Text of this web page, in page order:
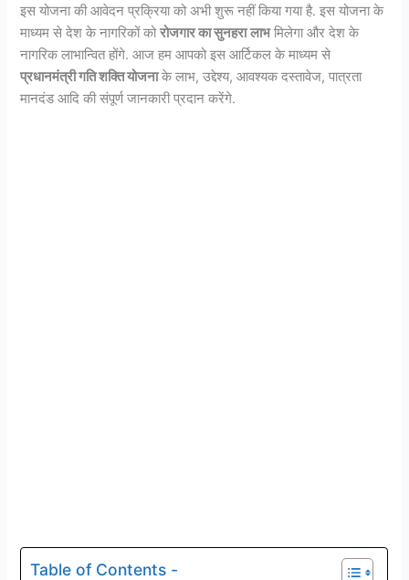
इस योजना की आवेदन प्रक्रिया को अभी शुरू नहीं किया गया है. इस योजना के
माध्यम से देश के नागरिकों कोरोजगार का सुनहरा लाभमिलेगा और देश के
नागरिक लाभान्वित होंगे. आज हम आपको इस आर्टिकल के माध्यम से
प्रधानमंत्री गति शक्ति योजनाके लाभ, उद्देश्य, आवश्यक दस्तावेज, पात्रता
मानदंड आदि की संपूर्ण जानकारी प्रदान करेंगे.
Table of Contents -